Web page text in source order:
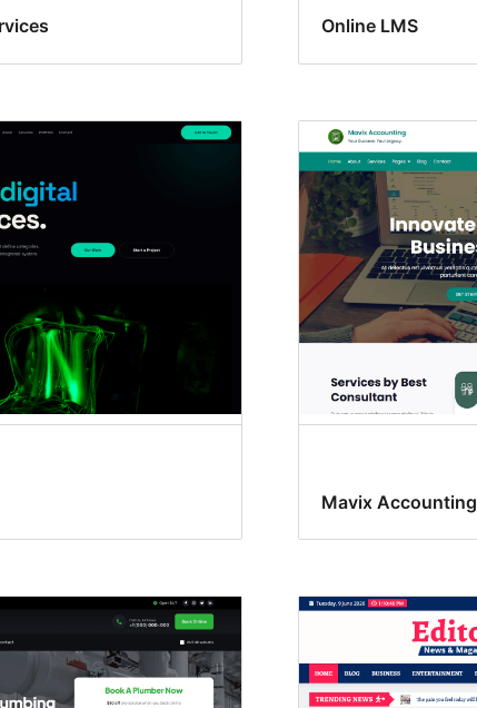
Online LMS
Mavix Accounting